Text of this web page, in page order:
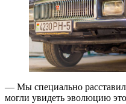
— Мы специально
могли увидеть эволюцию